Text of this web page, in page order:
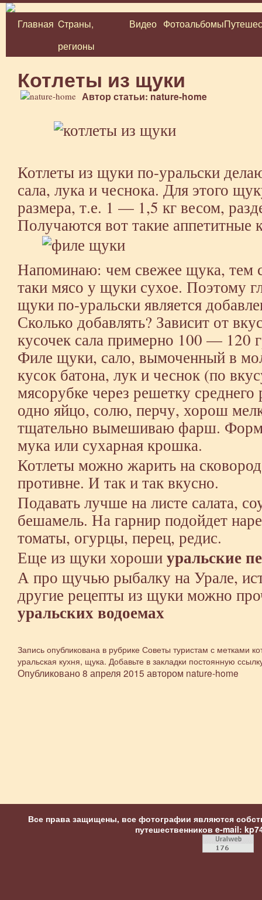
Перейти
Главная Cтраны,
регионы
Видео Фотоальбомы
Котлеты из щуки
Автор статьи: nature-home
Котлеты из щуки по-уральски
сала, лука и чеснока. Для этого
размера, т.е. 1 — 1,5 кг весом,
Получаются вот такие аппетитные
Напоминаю: чем свежее щука, тем
таки мясо у щуки сухое. Поэтому
щуки по-уральски является
Сколько добавлять? Зависит от
кусочек сала примерно 100 — 120
Филе щуки, сало, вымоченный в
кусок батона, лук и чеснок (по
мясорубке через решетку
одно яйцо, солю, перчу, хорош
тщательно вымешиваю фарш.
мука или сухарная крошка.
Котлеты можно жарить на
противне. И так и так вкусно.
Подавать лучше на листе салата,
бешамель. На гарнир подойдет
томаты, огурцы, перец, редис.
Еще из щуки хорошиуральские
А про щучью рыбалку на Урале,
другие рецепты из щуки можно
уральских водоемах
Запись опубликована в рубрике Советы туристам с метками
уральская кухня, щука. Добавьте в закладки постоянную
Опубликовано8 апреля 2015 автором nature-home
Все права защищены, все фотографии являются
путешественников e-mail: